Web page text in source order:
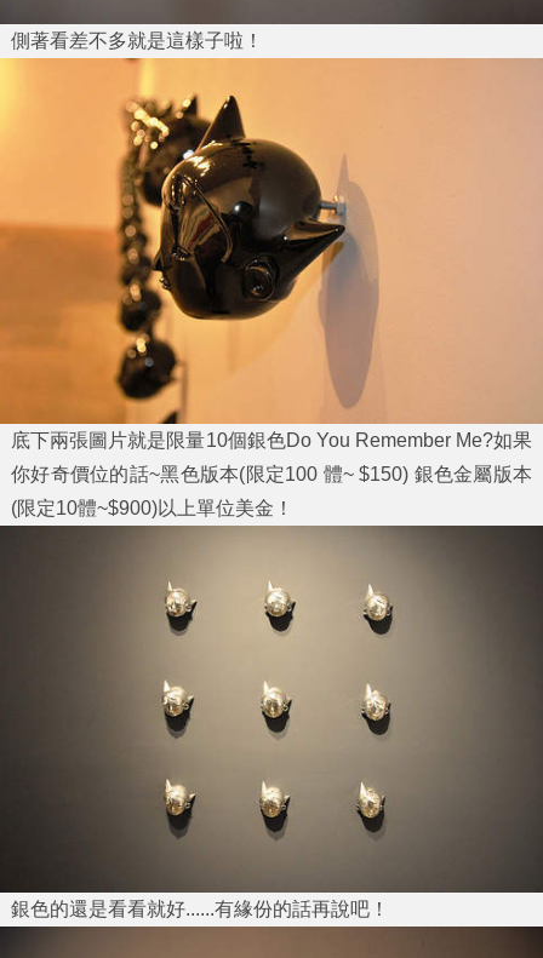
側著看差不多就是這樣子啦！
底下兩張圖片就是限量10個銀色Do You Remember Me?如果
你好奇價位的話~黑色版本(限定100 體~ $150) 銀色金屬版本
(限定10體~$900)以上單位美金！
銀色的還是看看就好......有緣份的話再說吧！